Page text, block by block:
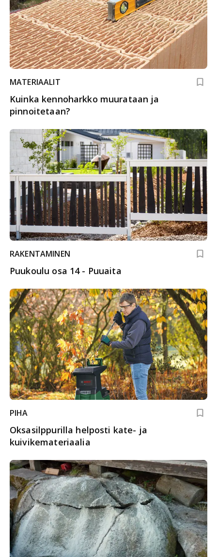
MATERIAALIT
Kuinka kennoharkko muurataan ja
pinnoitetaan?
RAKENTAMINEN
Puukoulu osa 14 - Puuaita
PIHA
Oksasilppurilla helposti kate- ja
kuivikemateriaalia